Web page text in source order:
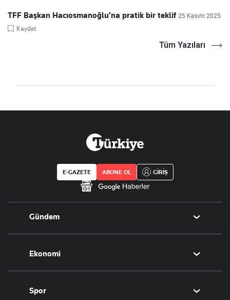
TFF Başkan Hacıosmanoğlu’na pratik bir teklif 25 Kasım 2025
Kaydet
Tüm Yazıları
E-GAZETE ABONE OL GİRİŞ
Gündem
Politika
Eğitim
Ekonomi
Borsa
Altın
Spor